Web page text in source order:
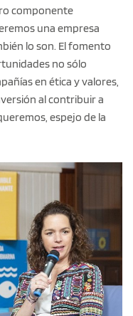
componente
una empresa
lo son. El fomento
no sólo
en ética y valores,
al contribuir a
espejo de la